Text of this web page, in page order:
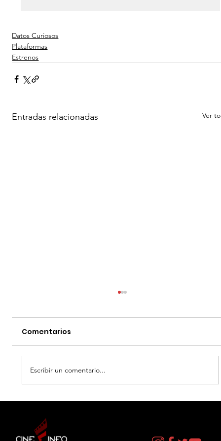
Datos Curiosos
Plataformas
Estrenos
Entradas relacionadas Ver
por LIZ GIL
Comentarios
Escribir un comentario...